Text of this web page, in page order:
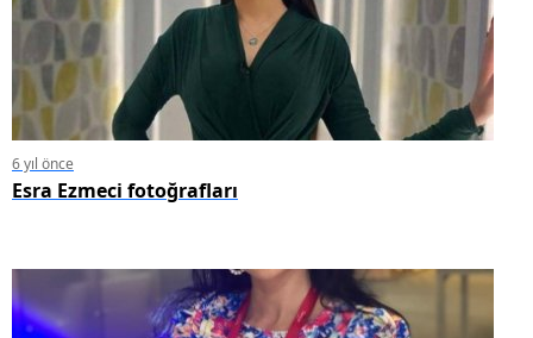
6 yıl önce
Esra Ezmeci fotoğrafları